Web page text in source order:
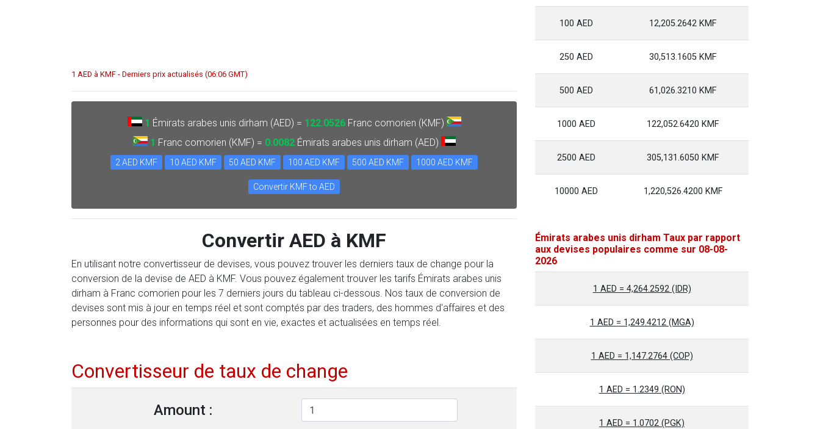
1 AED à KMF - Derniers prix actualisés (06:06 GMT)
1 Émirats arabes unis dirham (AED) = 122.0526Franc comorien (KMF)
1 Franc comorien (KMF) = 0.0082Émirats arabes unis dirham (AED)
2 AED KMF 10 AED KMF 50 AED KMF 100 AED KMF 500 AED KMF 1000 AED KMF
Convertir KMF to AED
Convertir AED à KMF
En utilisant notre convertisseur de devises, vous pouvez trouver les derniers taux de change pour la
conversion de la devise de AED à KMF. Vous pouvez également trouver les tarifs Émirats arabes unis
dirham à Franc comorien pour les 7 derniers jours du tableau ci-dessous. Nos taux de conversion de
devises sont mis à jour en temps réel et sont comptés par des traders, des hommes d'affaires et des
personnes pour des informations qui sont en vie, exactes et actualisées en temps réel.
Convertisseur de taux de change
Amount :
100 AED 12,205.2642 KMF
250 AED 30,513.1605 KMF
500 AED 61,026.3210 KMF
1000 AED 122,052.6420 KMF
2500 AED 305,131.6050 KMF
10000 AED 1,220,526.4200 KMF
Émirats arabes unis dirham Taux par rapport
aux devises populaires comme sur 08-08-
2026
1 AED = 4,264.2592 (IDR)
1 AED = 1,249.4212 (MGA)
1 AED = 1,147.2764 (COP)
1 AED = 1.2349 (RON)
1 AED = 1.0702 (PGK)